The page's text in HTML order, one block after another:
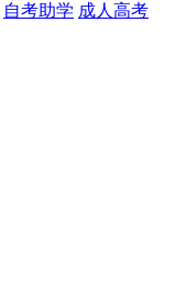
自考助学 成人高考